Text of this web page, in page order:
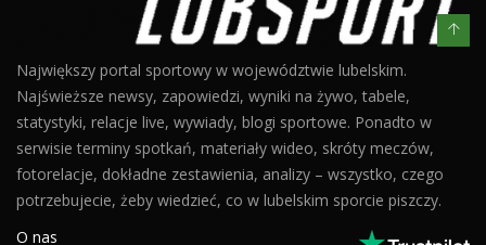
Największy portal sportowy w województwie lubelskim.
Najświeższe newsy, zapowiedzi, wyniki na żywo, tabele,
statystyki, relacje live, wywiady, blogi sportowe. Ponadto w
serwisie terminy spotkań, materiały wideo, skróty meczów,
fotorelacje, dokładne zestawienia, analizy – wszystko, czego
potrzebujecie, żeby wiedzieć, co w lubelskim sporcie piszczy.
O nas